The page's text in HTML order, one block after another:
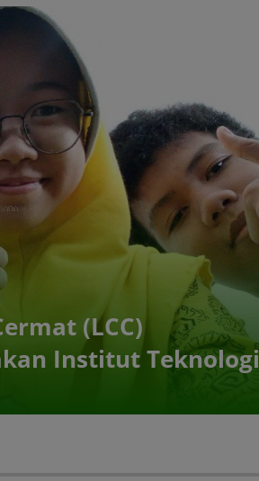
(LCC)
Institut Teknologi